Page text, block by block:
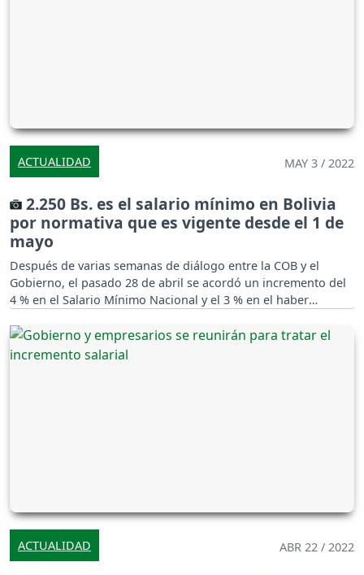
ACTUALIDAD MAY 3 / 2022
2.250 Bs. es el salario mínimo en Bolivia
por normativa que es vigente desde el 1 de
mayo
Después de varias semanas de diálogo entre la COB y el
Gobierno, el pasado 28 de abril se acordó un incremento del
4 % en el Salario Mínimo Nacional y el 3 % en el haber
ACTUALIDAD ABR 22 / 2022